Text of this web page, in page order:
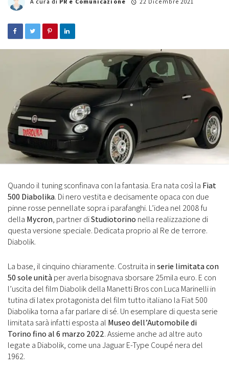
Quando il tuning sconfinava con la fantasia. Era nata così la Fiat
500 Diabolika. Di nero vestita e decisamente opaca con due
pinne rosse pennellate sopra i parafanghi. L’idea nel 2008 fu
della Mycron, partner diStudiotorino nella realizzazione di
questa versione speciale. Dedicata proprio al Re de terrore.
Diabolik.
La base, il cinquino chiaramente. Costruita inserie limitata con
50 sole unitàper averla bisognava sborsare 25mila euro. E con
l’uscita del film Diabolik della Manetti Bros con Luca Marinelli in
tutina di latex protagonista del film tutto italiano la Fiat 500
Diabolika torna a far parlare di sé. Un esemplare di questa serie
limitata sarà infatti esposta al Museo dell’Automobile di
Torino fino al 6 marzo 2022. Assieme anche ad altre auto
legate a Diabolik, come una Jaguar E-Type Coupé nera del
1962.